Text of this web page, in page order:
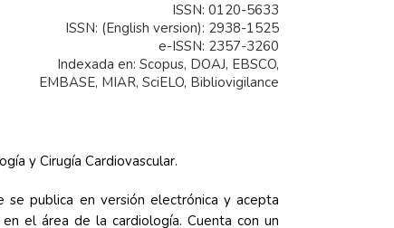
ISSN: 0120-5633
ISSN: (English version): 2938-1525
e-ISSN: 2357-3260
Indexada en: Scopus, DOAJ, EBSCO,
EMBASE, MIAR, SciELO, Bibliovigilance
y Cirugía Cardiovascular.
publica en versión electrónica y acepta
el área de la cardiología. Cuenta con un